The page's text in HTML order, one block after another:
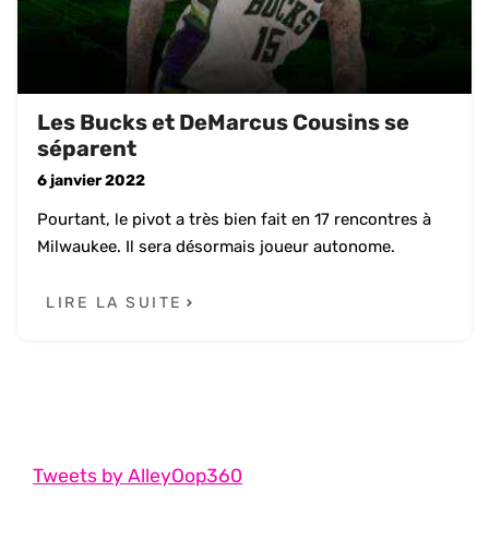
Les Bucks et DeMarcus Cousins se
séparent
6 janvier 2022
Pourtant, le pivot a très bien fait en 17 rencontres à
Milwaukee. Il sera désormais joueur autonome.
LIRE LA SUITE
Tweets by AlleyOop360